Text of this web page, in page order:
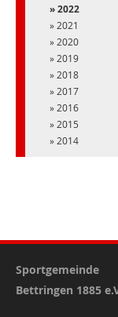
2022
2021
2020
2019
2018
2017
2016
2015
2014
Sportgemeinde
Bettringen 1885